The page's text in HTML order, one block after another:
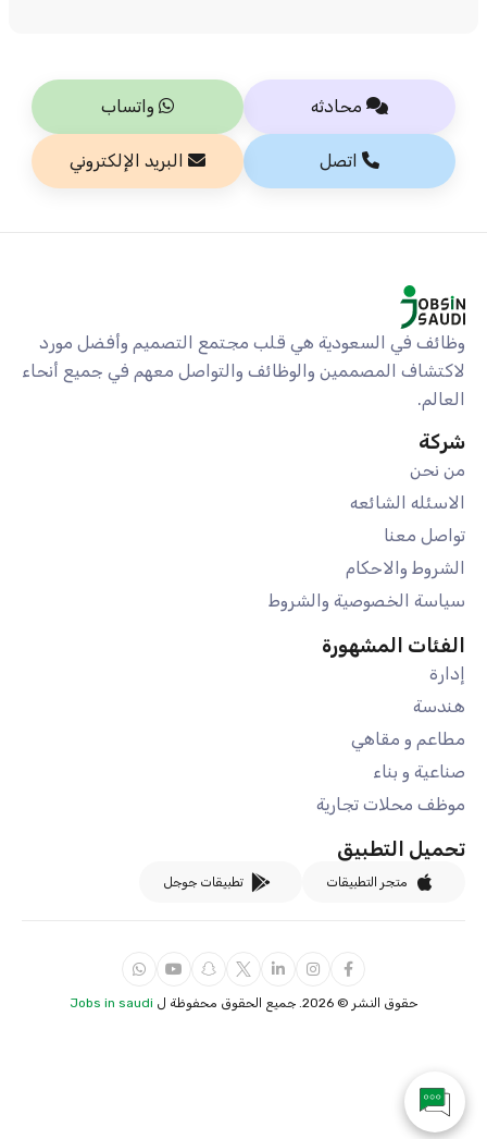
محادثه واتساب
اتصل البريد الإلكتروني
وظائف في السعودية هي قلب مجتمع التصميم وأفضل مورد
لاكتشاف المصممين والوظائف والتواصل معهم في جميع أنحاء
العالم.
شركة
من نحن
الاسئله الشائعه
تواصل معنا
الشروط والاحكام
سياسة الخصوصية والشروط
الفئات المشهورة
إدارة
هندسة
مطاعم و مقاهي
صناعية و بناء
موظف محلات تجارية
تحميل التطبيق
متجر التطبيقات تطبيقات جوجل
حقوق النشر © 2026. جميع الحقوق محفوظة ل Jobs in saudi